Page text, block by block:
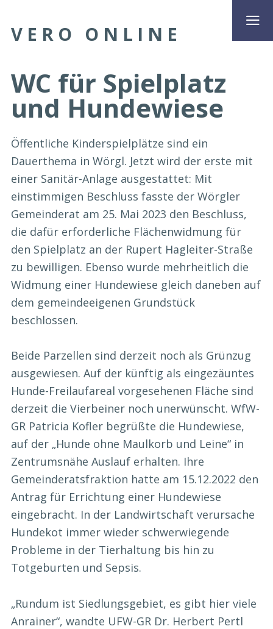
VERO ONLINE
WC für Spielplatz
und Hundewiese
Öffentliche Kinderspielplätze sind ein
Dauerthema in Wörgl. Jetzt wird der erste mit
einer Sanitär-Anlage ausgestattet: Mit
einstimmigen Beschluss fasste der Wörgler
Gemeinderat am 25. Mai 2023 den Beschluss,
die dafür erforderliche Flächenwidmung für
den Spielplatz an der Rupert Hagleiter-Straße
zu bewilligen. Ebenso wurde mehrheitlich die
Widmung einer Hundewiese gleich daneben auf
dem gemeindeeigenen Grundstück
beschlossen.
Beide Parzellen sind derzeit noch als Grünzug
ausgewiesen. Auf der künftig als eingezäuntes
Hunde-Freilaufareal vorgesehenen Fläche sind
derzeit die Vierbeiner noch unerwünscht. WfW-
GR Patricia Kofler begrüßte die Hundewiese,
auf der „Hunde ohne Maulkorb und Leine“ in
Zentrumsnähe Auslauf erhalten. Ihre
Gemeinderatsfraktion hatte am 15.12.2022 den
Antrag für Errichtung einer Hundewiese
eingebracht. In der Landwirtschaft verursache
Hundekot immer wieder schwerwiegende
Probleme in der Tierhaltung bis hin zu
Totgeburten und Sepsis.
„Rundum ist Siedlungsgebiet, es gibt hier viele
Anrainer“, wandte UFW-GR Dr. Herbert Pertl